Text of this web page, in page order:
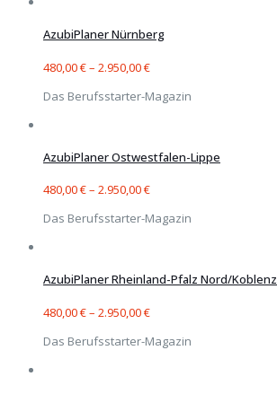
AzubiPlaner Nürnberg
480,00€– 2.950,00€
Das Berufsstarter-Magazin
AzubiPlaner Ostwestfalen-Lippe
480,00€– 2.950,00€
Das Berufsstarter-Magazin
AzubiPlaner Rheinland-Pfalz Nord/Koblenz
480,00€– 2.950,00€
Das Berufsstarter-Magazin